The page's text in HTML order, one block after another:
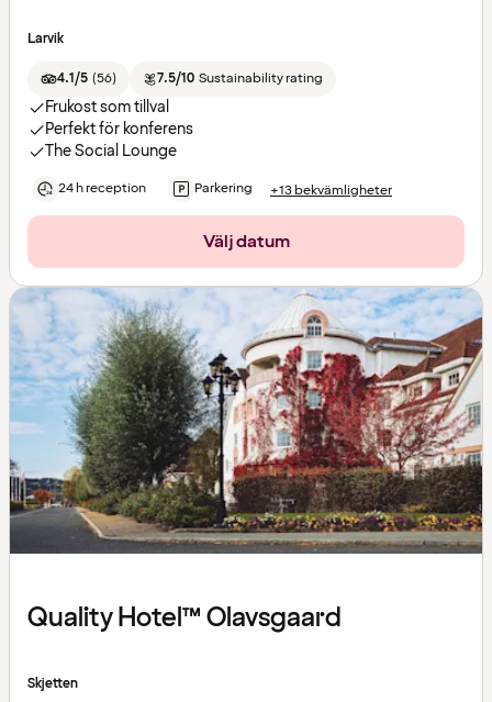
Larvik
4.1/5 (56) 7.5/10 Sustainability rating
Frukost som tillval
Perfekt för konferens
The Social Lounge
24 h reception Parkering +13 bekvämligheter
Välj datum
Quality Hotel™ Olavsgaard
Skjetten